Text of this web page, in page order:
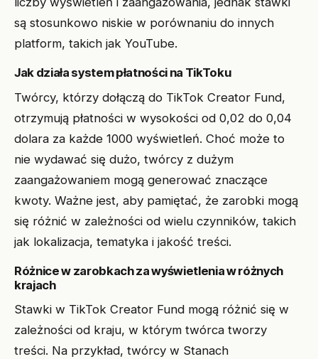
są stosunkowo niskie w porównaniu do innych
platform, takich jak YouTube.
Jak działa system płatności na TikToku
Twórcy, którzy dołączą do TikTok Creator Fund,
otrzymują płatności w wysokości od 0,02 do 0,04
dolara za każde 1000 wyświetleń. Choć może to
nie wydawać się dużo, twórcy z dużym
zaangażowaniem mogą generować znaczące
kwoty. Ważne jest, aby pamiętać, że zarobki mogą
się różnić w zależności od wielu czynników, takich
jak lokalizacja, tematyka i jakość treści.
Różnice w zarobkach za wyświetlenia w różnych
krajach
Stawki w TikTok Creator Fund mogą różnić się w
zależności od kraju, w którym twórca tworzy
treści. Na przykład, twórcy w Stanach